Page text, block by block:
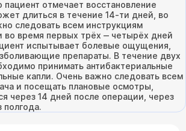
пациент отмечает восстановление
длиться в течение 14-ти дней, во
следовать всем инструкциям
во время первых трёх ‒ четырёх дней
испытывает болевые ощущения,
препараты. В течение двух
принимать антибактериальные
капли. Очень важно следовать всем
и посещать плановые осмотры,
через 14 дней после операции, через
полгода.